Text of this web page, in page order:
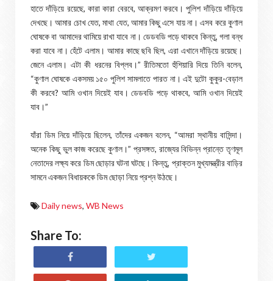
হাতে দাঁড়িয়ে রয়েছে, কারা কারা বেরবে, আক্রমণ করবে। পুলিশ দাঁড়িয়ে দাঁড়িয়ে
দেখছে। আমার চোখ যেত, মাথা যেত, আমার কিছু এসে যায় না। এসব করে কুণাল
ঘোষকে বা আমাদের থামিয়ে রাখা যাবে না। ডেডবডি পড়ে থাকবে কিন্তু, গলা বন্ধ
করা যাবে না। হেঁটে এলাম। আমার কাছে ছবি ছিল, এরা এখানে দাঁড়িয়ে রয়েছে।
জেনে এলাম। এটা কী ধরনের বিপ্লব।” রীতিমতো হুঁশিয়ারি দিয়ে তিনি বলেন,
“কুণাল ঘোষকে একসময় ১৫০ পুলিশ সামলাতে পারত না। এই দুটো কুকুর-বেড়াল
কী করবে? আমি ওখান দিয়েই যাব। ডেডবডি পড়ে থাকবে, আমি ওখান দিয়েই
যাব।”
যাঁরা ডিম নিয়ে দাঁড়িয়ে ছিলেন, তাঁদের একজন বলেন, “আমরা স্থানীয় বাসিন্দা।
অনেক কিছু ভুল কাজ করেছে কুণাল।” প্রসঙ্গত, রাজ্যের বিভিন্ন প্রান্তে তৃণমূল
নেতাদের লক্ষ্য করে ডিম ছোড়ার ঘটনা ঘটছে। কিন্তু, প্রাক্তন মুখ্যমন্ত্রীর বাড়ির
সামনে একজন বিধায়ককে ডিম ছোড়া নিয়ে প্রশ্ন উঠছে।
Daily news, WB News
Share To: